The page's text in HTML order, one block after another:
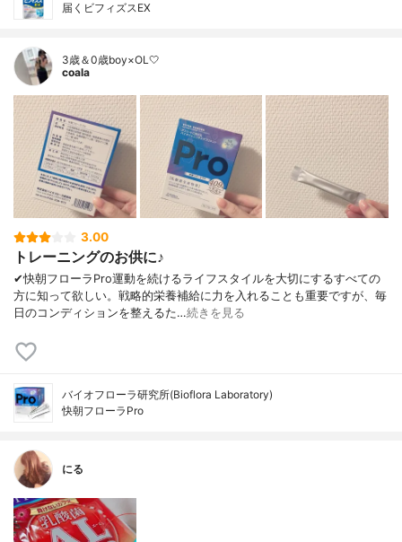
届くビフィズスEX
3歳＆0歳boy×OL🤍
coala
3.00
トレーニングのお供に♪
✔︎快朝フローラPro運動を続けるライフスタイルを大切にするすべての
方に知って欲しい。戦略的栄養補給に力を入れることも重要ですが、毎
日のコンディションを整えるた…続きを見る
バイオフローラ研究所(Bioflora Laboratory)
快朝フローラPro
にる